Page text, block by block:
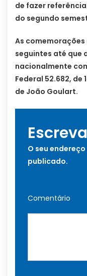
de fazer
do segundo
As
seguintes até que
nacionalmente
Federal 52.682, de
de João Goulart.
O seu
publicado.
Comentário